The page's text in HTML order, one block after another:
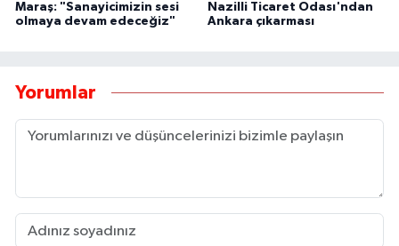
Maraş: "Sanayicimizin sesi
olmaya devam edeceğiz"
Nazilli Ticaret Odası'ndan
Ankara çıkarması
Yorumlar